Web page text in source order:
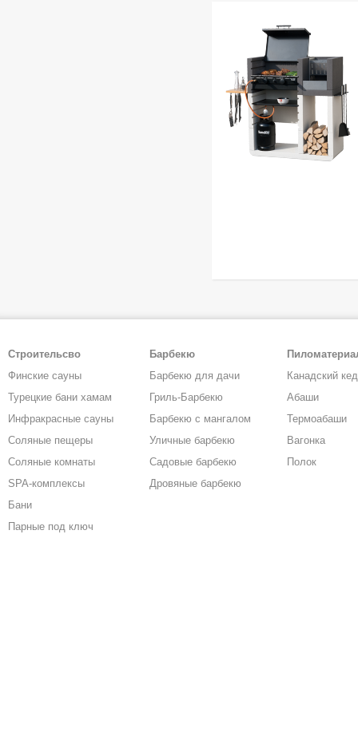
Строительсво
Финские сауны
Турецкие бани хамам
Инфракрасные сауны
Соляные пещеры
Соляные комнаты
SPA-комплексы
Бани
Парные под ключ
Барбекю
Барбекю для дачи
Гриль-Барбекю
Барбекю с мангалом
Уличные барбекю
Садовые барбекю
Дровяные барбекю
Канадский
Абаши
Термоабаши
Вагонка
Полок